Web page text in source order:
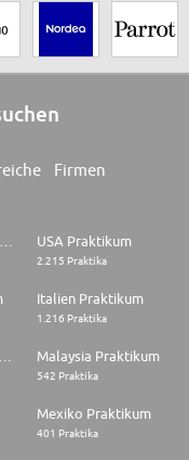
Firmen
USA Praktikum
2.215 Praktika
Italien Praktikum
1.216 Praktika
Malaysia Praktikum
542 Praktika
Mexiko Praktikum
401 Praktika